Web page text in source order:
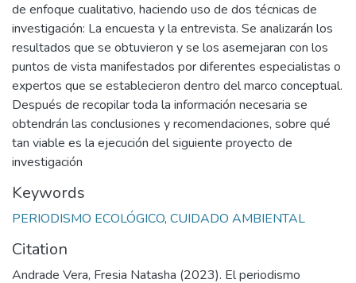
de enfoque cualitativo, haciendo uso de dos técnicas de
investigación: La encuesta y la entrevista. Se analizarán los
resultados que se obtuvieron y se los asemejaran con los
puntos de vista manifestados por diferentes especialistas o
expertos que se establecieron dentro del marco conceptual.
Después de recopilar toda la información necesaria se
obtendrán las conclusiones y recomendaciones, sobre qué
tan viable es la ejecución del siguiente proyecto de
investigación
Keywords
PERIODISMO ECOLÓGICO, CUIDADO AMBIENTAL
Citation
Andrade Vera, Fresia Natasha (2023). El periodismo